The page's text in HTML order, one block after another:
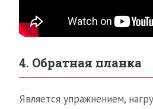
4. Обратная планка
Является упражнением,